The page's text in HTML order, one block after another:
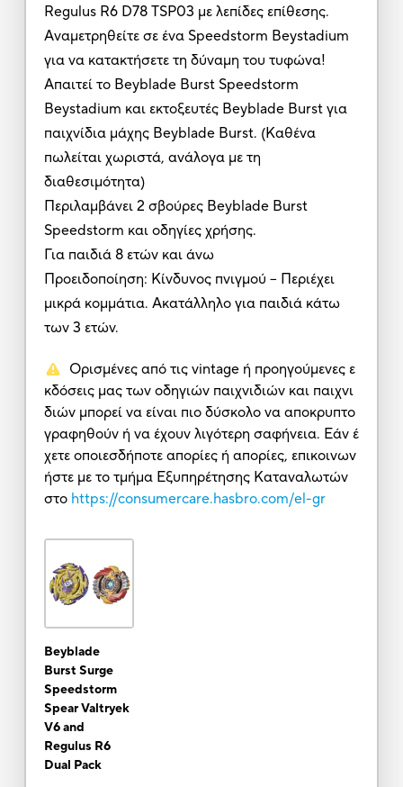
Regulus R6 D78 TSP03 με λεπίδες επίθεσης.
Αναμετρηθείτε σε ένα Speedstorm Beystadium
για να κατακτήσετε τη δύναμη του τυφώνα!
Απαιτεί το Beyblade Burst Speedstorm
Beystadium και εκτοξευτές Beyblade Burst για
παιχνίδια μάχης Beyblade Burst. (Καθένα
πωλείται χωριστά, ανάλογα με τη
διαθεσιμότητα)
Περιλαμβάνει 2 σβούρες Beyblade Burst
Speedstorm και οδηγίες χρήσης.
Για παιδιά 8 ετών και άνω
Προειδοποίηση: Κίνδυνος πνιγμού – Περιέχει
μικρά κομμάτια. Ακατάλληλο για παιδιά κάτω
των 3 ετών.
Ορισμένες από τις vintage ή προηγούμενες ε
κδόσεις μας των οδηγιών παιχνιδιών και παιχνι
διών μπορεί να είναι πιο δύσκολο να αποκρυπτο
γραφηθούν ή να έχουν λιγότερη σαφήνεια. Εάν έ
χετε οποιεσδήποτε απορίες ή απορίες, επικοινων
ήστε με το τμήμα Εξυπηρέτησης Καταναλωτών
στο https://consumercare.hasbro.com/el-gr
Beyblade
Burst Surge
Speedstorm
Spear Valtryek
V6 and
Regulus R6
Dual Pack